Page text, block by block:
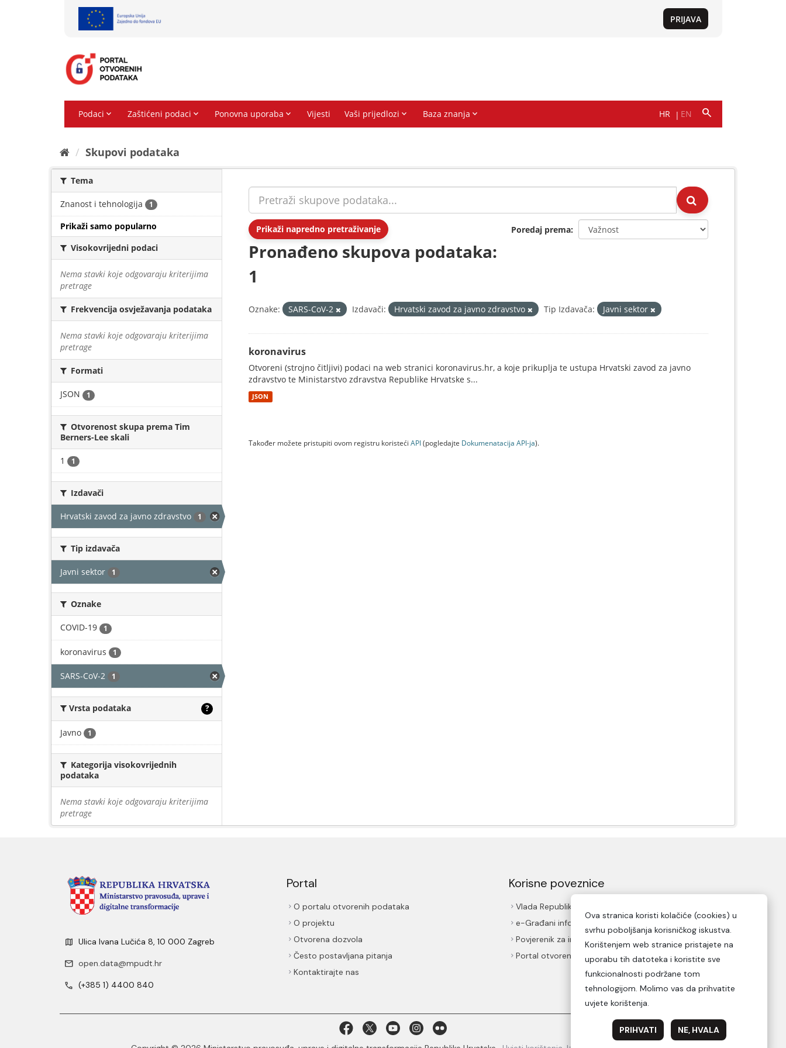
Skupovi podаtаkа
Tema
Znanost i tehnologija 1
Prikaži samo popularno
Visokovrijedni podaci
Nema stavki koje odgovaraju kriterijima
pretrage
Frekvencija osvježavanja podataka
Nema stavki koje odgovaraju kriterijima
pretrage
Formati
JSON 1
Otvorenost skupa prema Tim
Berners-Lee skali
1 1
Izdavači
Hrvatski zavod za javno zdravstvo 1
Tip izdavača
Javni sektor 1
Oznake
COVID-19 1
koronavirus 1
SARS-CoV-2 1
Vrsta podataka ?
Javno 1
Kategorija visokovrijednih
podataka
Nema stavki koje odgovaraju kriterijima
pretrage
Prikaži napredno pretraživanje Poredaj prema
Pronađeno skupova podataka:
1
Oznake: SARS-CoV-2 Izdavači: Hrvatski zavod za javno zdravstvo Tip Izdavača: Javni sektor
koronavirus
Otvoreni (strojno čitljivi) podaci na web stranici koronavirus.hr, a koje prikuplja te ustupa Hrvatski zavod za javno
zdravstvo te Ministarstvo zdravstva Republike Hrvatske s...
JSON
Također možete pristupiti ovom registru koristeći API(pogledajte Dokumenаtаcijа API-jа).